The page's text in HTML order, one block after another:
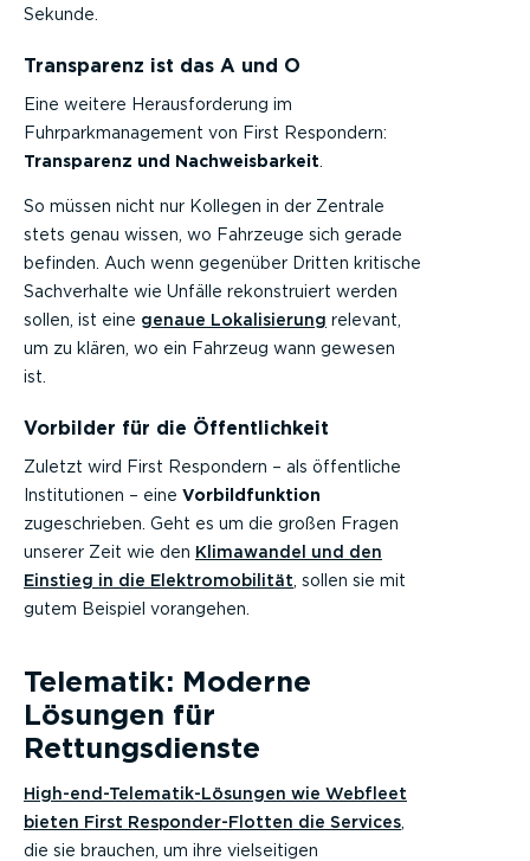
Sekunde.
Transparenz ist das A und O
Eine weitere Herausforderung im
Fuhrparkmanagement von First Respondern:
Transparenz und Nachweisbarkeit
So müssen nicht nur Kollegen in der Zentrale
stets genau wissen, wo Fahrzeuge sich gerade
befinden. Auch wenn gegenüber Dritten kritische
Sachverhalte wie Unfälle rekonstruiert werden
sollen, ist eine genaue Lokalisierung relevant,
um zu klären, wo ein Fahrzeug wann gewesen
ist.
Vorbilder für die Öffentlichkeit
Zuletzt wird First Respondern – als öffentliche
Institutionen – eine Vorbildfunktion
zugeschrieben. Geht es um die großen Fragen
unserer Zeit wie den Klimawandel und den
Einstieg in die Elektromobilität , sollen sie mit
gutem Beispiel vorangehen.
Telematik: Moderne
Lösungen für
Rettungsdienste
High-end-Telematik-Lösungen wie Webfleet
bieten First Responder-Flotten die Services
die sie brauchen, um ihre vielseitigen